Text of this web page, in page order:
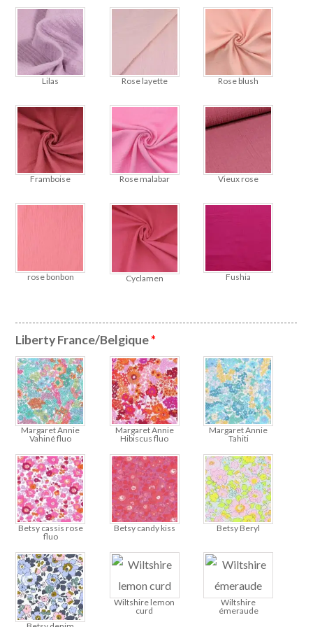
Lilas Rose layette Rose blush
Framboise Rose malabar Vieux rose
rose bonbon Cyclamen Fushia
Liberty France/Belgique*
Margaret Annie
Vahiné fluo
Margaret Annie
Hibiscus fluo
Margaret Annie
Tahiti
Betsy cassis rose
fluo
Betsy candy kiss Betsy Beryl
Wiltshire lemon
curd
Wiltshire
émeraude